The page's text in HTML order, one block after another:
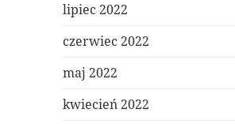
lipiec 2022
czerwiec 2022
maj 2022
kwiecień 2022